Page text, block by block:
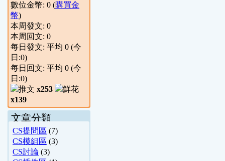
數位金幣: 0 (購買金
幣)
本周發文: 0
本周回文: 0
每日發文: 平均 0 (今
日:0)
每日回文: 平均 0 (今
日:0)
x253
x139
文章分類
CS提問區 (7)
CS模組區 (3)
CS討論 (3)